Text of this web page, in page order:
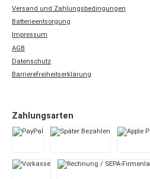
Versand und Zahlungsbedingungen
Batterieentsorgung
Impressum
AGB
Datenschutz
Barrierefreiheitserklärung
Zahlungsarten